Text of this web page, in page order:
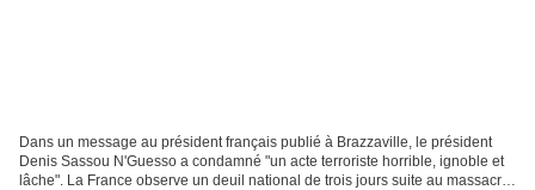
Dans un message au président français publié à Brazzaville, le président
Denis Sassou N'Guesso a condamné "un acte terroriste horrible, ignoble et
lâche". La France observe un deuil national de trois jours suite au massacre